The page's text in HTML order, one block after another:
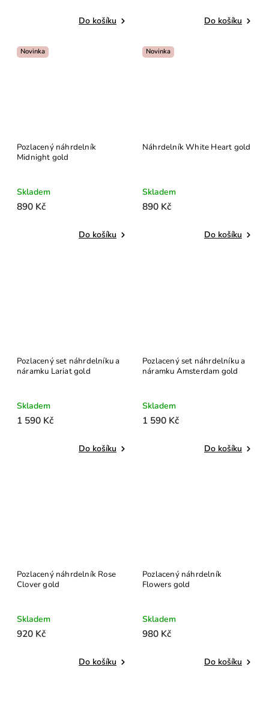
Do košíku Do košíku
Novinka
Pozlacený náhrdelník
Midnight gold
Skladem
890 Kč
Do košíku
Novinka
Náhrdelník White Heart gold
Skladem
890 Kč
Do košíku
Pozlacený set náhrdelníku a
náramku Lariat gold
Skladem
1 590 Kč
Do košíku
Pozlacený set náhrdelníku a
náramku Amsterdam gold
Skladem
1 590 Kč
Do košíku
Pozlacený náhrdelník Rose
Clover gold
Skladem
920 Kč
Do košíku
Pozlacený náhrdelník
Flowers gold
Skladem
980 Kč
Do košíku